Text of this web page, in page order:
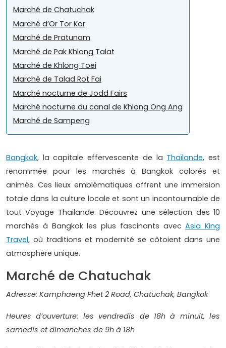
Marché de Chatuchak
Marché d’Or Tor Kor
Marché de Pratunam
Marché de Pak Khlong Talat
Marché de Khlong Toei
Marché de Talad Rot Fai
Marché nocturne de Jodd Fairs
Marché nocturne du canal de Khlong Ong Ang
Marché de Sampeng
Bangkok, la capitale effervescente de la Thaïlande, est
renommée pour les marchés à Bangkok colorés et
animés. Ces lieux emblématiques offrent une immersion
totale dans la culture locale et sont un incontournable de
tout Voyage Thailande. Découvrez une sélection des 10
marchés à Bangkok les plus fascinants avecAsia King
Travel, où traditions et modernité se côtoient dans une
atmosphère unique.
Marché de Chatuchak
Adresse: Kamphaeng Phet 2 Road, Chatuchak, Bangkok
Heures d’ouverture: les vendredis de 18h à minuit, les
samedis et dimanches de 9h à 18h